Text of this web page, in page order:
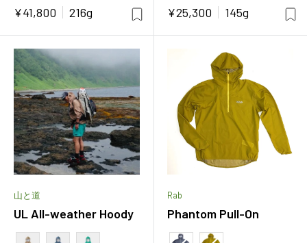
販
価
格
¥41,800 216g
販
価
¥25,300 145g
山と道
UL All-weather Hoody
カラー
Rab
Phantom Pull-On
カラー